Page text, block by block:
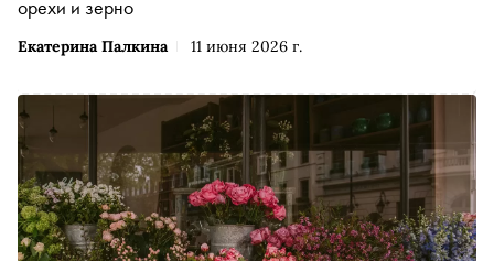
Екатерина Палкина 11 июня 2026 г.
орехи и зерно